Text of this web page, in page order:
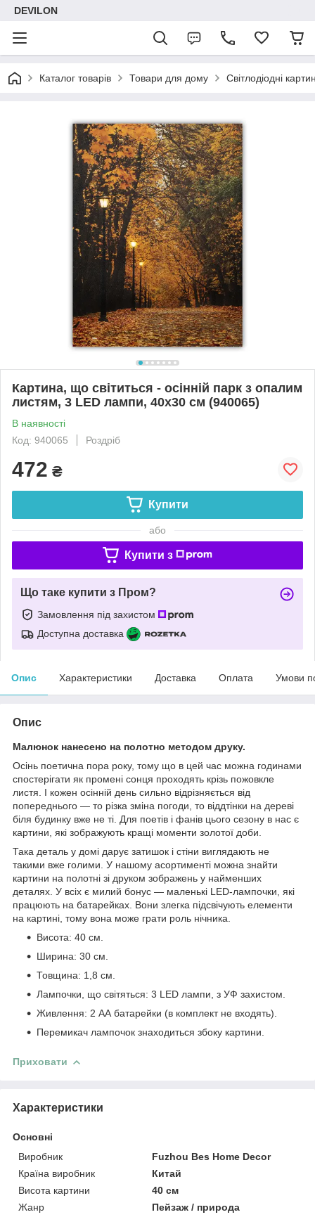
DEVILON
Каталог товарів Товари для дому Світлодіодні
Картина, що світиться - осінній парк з опалим
листям, 3 LЕD лампи, 40x30 см (940065)
В наявності
Код: 940065
Роздріб
472 ₴
Купити
або
Купити з
Що таке купити з Пром?
Замовлення під захистом
Доступна доставка
Опис Характеристики Доставка Оплата Умови
Опис
Малюнок нанесено на полотно методом друку.
Осінь поетична пора року, тому що в цей час можна годинами
спостерігати як промені сонця проходять крізь пожовкле
листя. І кожен осінній день сильно відрізняється від
попереднього — то різка зміна погоди, то віддтінки на дереві
біля будинку вже не ті. Для поетів і фанів цього сезону в нас є
картини, які зображують кращі моменти золотої доби.
Така деталь у домі дарує затишок і стіни виглядають не
такими вже голими. У нашому асортименті можна знайти
картини на полотні зі друком зображень у найменших
деталях. У всіх є милий бонус — маленькі LED-лампочки, які
працюють на батарейках. Вони злегка підсвічують елементи
на картині, тому вона може грати роль нічника.
Висота: 40 см.
Ширина: 30 см.
Товщина: 1,8 см.
Лампочки, що світяться: 3 LЕD лампи, з УФ захистом.
Живлення: 2 АА батарейки (в комплект не входять).
Перемикач лампочок знаходиться збоку картини.
Приховати
Характеристики
Основні
Виробник
Fuzhou Bes Home Decor
Країна виробник
Китай
Висота картини
40 см
Жанр
Пейзаж / природа